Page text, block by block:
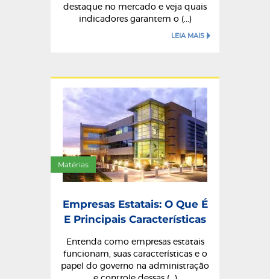
destaque no mercado e veja quais
indicadores garantem o (...)
LEIA MAIS
Matérias
Empresas Estatais: O Que É
E Principais Características
Entenda como empresas estatais
funcionam, suas características e o
papel do governo na administração